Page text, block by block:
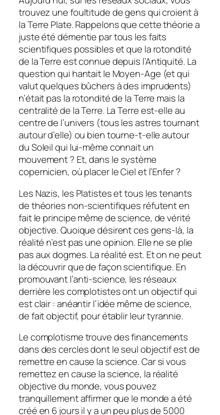
trouvez une foultitude de gens qui croient à
la Terre Plate. Rappelons que cette théorie a
juste été démentie par tous les faits
scientifiques possibles et que la rotondité
de la Terre est connue depuis l’Antiquité. La
question qui hantait le Moyen-Age (et qui
valut quelques bûchers à des imprudents)
n’était pas la rotondité de la Terre mais la
centralité de la Terre. La Terre est-elle au
centre de l’univers (tous les astres tournant
autour d’elle) ou bien tourne-t-elle autour
du Soleil qui lui-même connait un
mouvement ? Et, dans le système
copernicien, où placer le Ciel et l’Enfer ?
Les Nazis, les Platistes et tous les tenants
de théories non-scientifiques réfutent en
fait le principe même de science, de vérité
objective. Quoique désirent ces gens-là, la
réalité n’est pas une opinion. Elle ne se plie
pas aux dogmes. La réalité est. Et on ne peut
la découvrir que de façon scientifique. En
promouvant l’anti-science, les réseaux
derrière les complotistes ont un objectif qui
est clair : anéantir l’idée même de science,
de fait objectif, pour établir leur tyrannie.
Le complotisme trouve des financements
dans des cercles dont le seul objectif est de
remettre en cause la science. Car si vous
remettez en cause la science, la réalité
objective du monde, vous pouvez
tranquillement affirmer que le monde a été
créé en 6 jours il y a un peu plus de 5000